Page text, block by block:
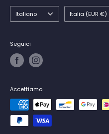
Lingua
Italiano Paese
Italia (EUR €)
Seguici
Accettiamo